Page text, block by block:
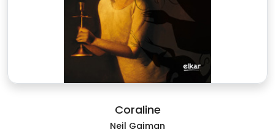
Coraline
Neil Gaiman